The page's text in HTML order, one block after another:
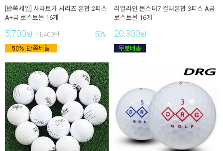
[반쪽세일] 사라토가 시리즈 혼합 2피스
A+급 로스트볼 16개
5,700원 11,400원 50%
리얼라인 몬스터7 컬러혼합 3피스 A급
로스트볼 16개
20,300원